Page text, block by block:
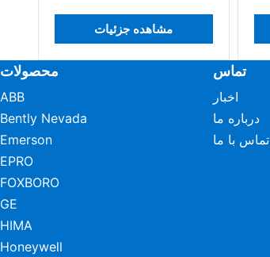
مشاهده جزئیات
محصولات
ABB
Bently Nevada
Emerson
EPRO
FOXBORO
GE
HIMA
Honeywell
تماس
اخبار
درباره ما
تماس با ما